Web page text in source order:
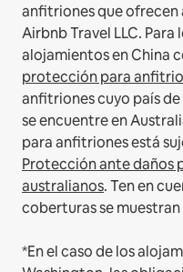
anfitriones que ofrecen
Airbnb Travel LLC. Para
alojamientos en China
protección para
anfitriones cuyo país
se encuentre en
para anfitriones está
Protección ante daños
australianos. Ten en
coberturas se
*En el caso de los